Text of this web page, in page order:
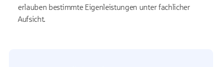
erlauben bestimmte Eigenleistungen unter fachlicher
Aufsicht.